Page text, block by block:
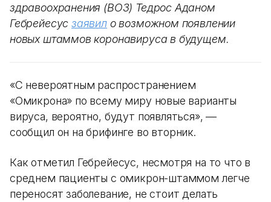
здравоохранения (ВОЗ) Тедрос Аданом
Гебрейесусзаявило возможном появлении
новых штаммов коронавируса в будущем.
«С невероятным распространением
«Омикрона» по всему миру новые варианты
вируса, вероятно, будут появляться», —
сообщил он на брифинге во вторник.
Как отметил Гебрейесус, несмотря на то что в
среднем пациенты с омикрон-штаммом легче
переносят заболевание, не стоит делать